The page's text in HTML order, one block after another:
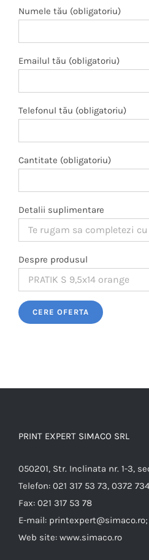
Numele tău (obligatoriu)
Emailul tău (obligatoriu)
Telefonul tău (obligatoriu)
Cantitate (obligatoriu)
Detalii suplimentare
Despre produsul
Please leave this field empty.
PRINT EXPERT SIMACO SRL
050201, Str. Inclinata nr. 1-3,
Telefon: 021 317 53 73, 0372
Fax: 021 317 53 78
E-mail:
Web site: www.simaco.ro